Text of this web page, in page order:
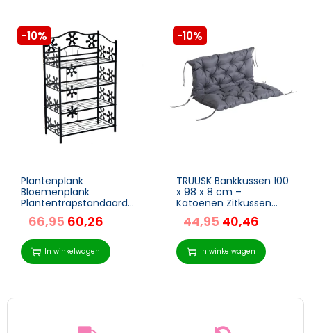
-10%
Plantenplank
Bloemenplank
Plantentrapstandaard
Plankstandaard 4-
laags Metaal Zwart 59,5
X 30 X 92 Cm
66,95 60,26
In winkelwagen
-10%
TRUUSK Bankkussen 100
x 98 x 8 cm –
Katoenen Zitkussen
voor Tuinbank –
Donkergrijs –
Comfortabel en Stijlvol
– Geschikt voor
44,95 40,46
In winkelwagen